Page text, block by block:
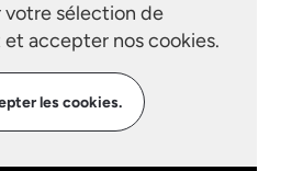
votre sélection de
accepter nos cookies.
les cookies.